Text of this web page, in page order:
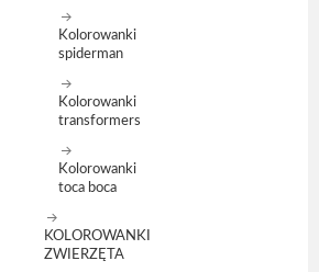
Kolorowanki
spiderman
Kolorowanki
transformers
Kolorowanki
toca boca
KOLOROWANKI
ZWIERZĘTA